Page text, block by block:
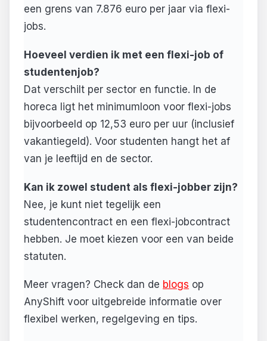
een grens van 7.876 euro per jaar via flexi-
jobs.
Hoeveel verdien ik met een flexi-job of
studentenjob?
Dat verschilt per sector en functie. In de
horeca ligt het minimumloon voor flexi-jobs
bijvoorbeeld op 12,53 euro per uur (inclusief
vakantiegeld). Voor studenten hangt het af
van je leeftijd en de sector.
Kan ik zowel student als flexi-jobber zijn?
Nee, je kunt niet tegelijk een
studentencontract en een flexi-jobcontract
hebben. Je moet kiezen voor een van beide
statuten.
Meer vragen? Check dan de blogs op
AnyShift voor uitgebreide informatie over
flexibel werken, regelgeving en tips.